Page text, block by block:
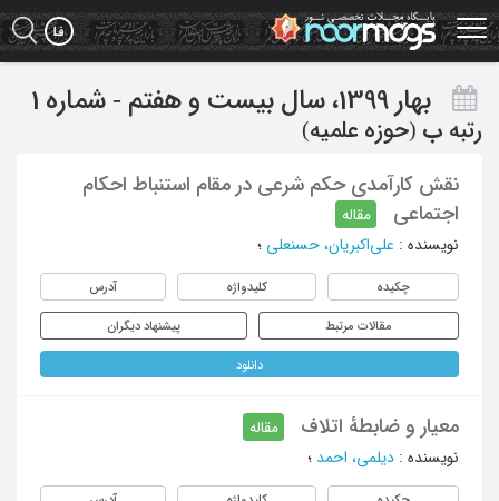
Skip
to
main
بهار 1399، سال بیست و هفتم - شماره 1
رتبه ب (حوزه علمیه)
نقش کارآمدی حکم شرعی در مقام استنباط احکام
اجتماعی
مقاله
نویسنده : علی‌اکبریان، حسنعلی ؛
چکیده کلیدواژه آدرس
مقالات مرتبط پیشنهاد دیگران
دانلود
معیار و ضابطهٔ اتلاف
مقاله
نویسنده : دیلمی، احمد ؛